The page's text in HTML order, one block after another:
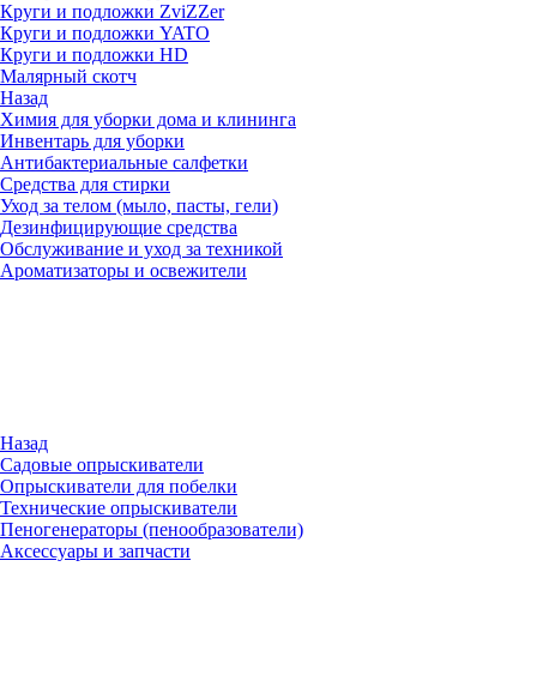
Круги и подложки ZviZZer
Круги и подложки YATO
Круги и подложки HD
Малярный скотч
Назад
Химия для уборки дома и клининга
Инвентарь для уборки
Антибактериальные салфетки
Средства для стирки
Уход за телом (мыло, пасты, гели)
Дезинфицирующие средства
Обслуживание и уход за техникой
Ароматизаторы и освежители
Назад
Садовые опрыскиватели
Опрыскиватели для побелки
Технические опрыскиватели
Пеногенераторы (пенообразователи)
Аксессуары и запчасти